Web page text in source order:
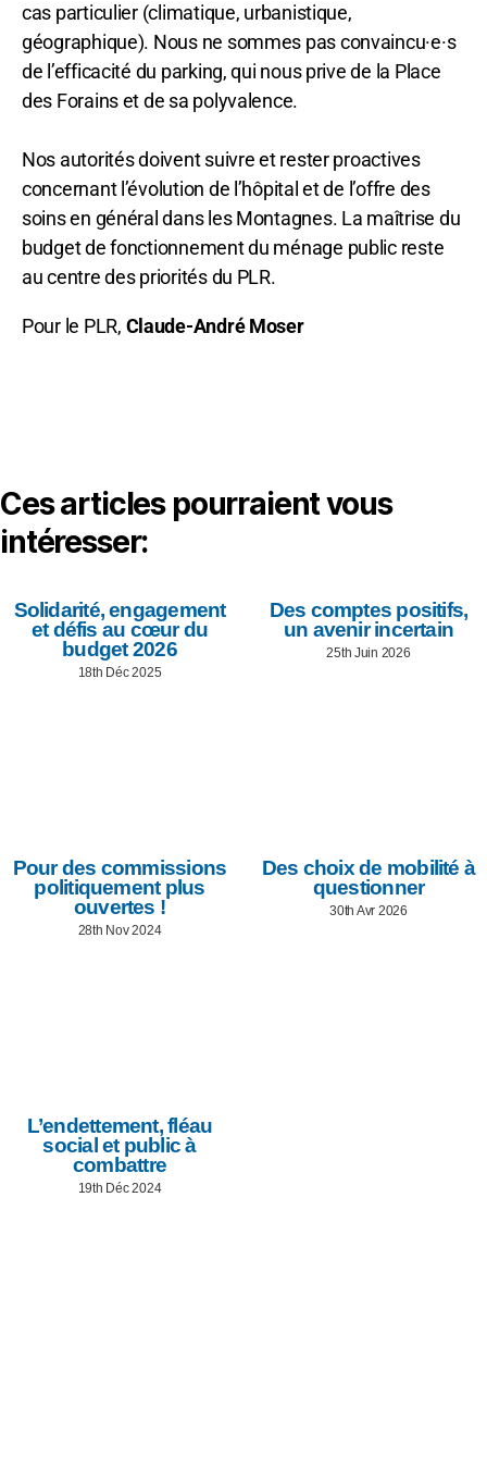
cas particulier (climatique, urbanistique,
géographique). Nous ne sommes pas convaincu·e·s
de l’efficacité du parking, qui nous prive de la Place
des Forains et de sa polyvalence.
Nos autorités doivent suivre et rester proactives
concernant l’évolution de l’hôpital et de l’offre des
soins en général dans les Montagnes. La maîtrise du
budget de fonctionnement du ménage public reste
au centre des priorités du PLR.
Pour le PLR, Claude-André Moser
Ces articles pourraient vous
intéresser:
Solidarité, engagement
et défis au cœur du
budget 2026
18th Déc 2025
Des comptes positifs,
un avenir incertain
25th Juin 2026
Pour des commissions
politiquement plus
ouvertes !
28th Nov 2024
Des choix de mobilité à
questionner
30th Avr 2026
L’endettement, fléau
social et public à
combattre
19th Déc 2024